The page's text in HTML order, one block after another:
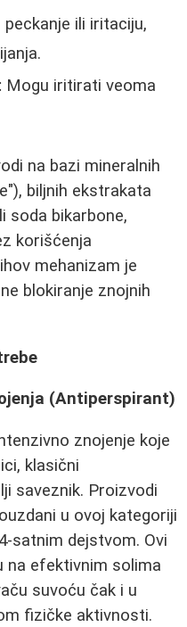
ili iritaciju,
Mogu iritirati veoma
na bazi mineralnih
biljnih ekstrakata
soda bikarbone,
korišćenja
mehanizam je
blokiranje znojnih
(Antiperspirant)
znojenje koje
klasični
saveznik. Proizvodi
u ovoj kategoriji
satnim dejstvom. Ovi
na efektivnim solima
suvoću čak i u
fizičke aktivnosti.